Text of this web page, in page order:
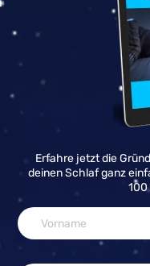
Erfahre jetzt die
deinen Schlaf ganz
100